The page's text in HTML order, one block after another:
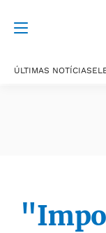
ÚLTIMAS NOTÍCIAS